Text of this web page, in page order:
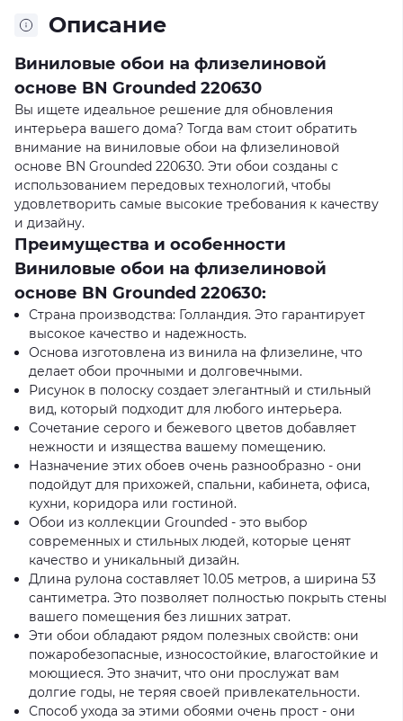
Описание
Виниловые обои на флизелиновой
основе BN Grounded 220630
Вы ищете идеальное решение для обновления
интерьера вашего дома? Тогда вам стоит обратить
внимание на виниловые обои на флизелиновой
основе BN Grounded 220630. Эти обои созданы с
использованием передовых технологий, чтобы
удовлетворить самые высокие требования к качеству
и дизайну.
Преимущества и особенности
Виниловые обои на флизелиновой
основе BN Grounded 220630:
Страна производства: Голландия. Это гарантирует
высокое качество и надежность.
Основа изготовлена из винила на флизелине, что
делает обои прочными и долговечными.
Рисунок в полоску создает элегантный и стильный
вид, который подходит для любого интерьера.
Сочетание серого и бежевого цветов добавляет
нежности и изящества вашему помещению.
Назначение этих обоев очень разнообразно - они
подойдут для прихожей, спальни, кабинета, офиса,
кухни, коридора или гостиной.
Обои из коллекции Grounded - это выбор
современных и стильных людей, которые ценят
качество и уникальный дизайн.
Длина рулона составляет 10.05 метров, а ширина 53
сантиметра. Это позволяет полностью покрыть стены
вашего помещения без лишних затрат.
Эти обои обладают рядом полезных свойств: они
пожаробезопасные, износостойкие, влагостойкие и
моющиеся. Это значит, что они прослужат вам
долгие годы, не теряя своей привлекательности.
Способ ухода за этими обоями очень прост - они